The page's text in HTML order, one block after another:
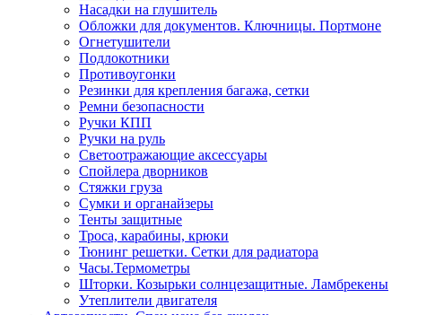
Насадки на глушитель
Обложки для документов. Ключницы. Портмоне
Огнетушители
Подлокотники
Противоугонки
Резинки для крепления багажа, сетки
Ремни безопасности
Ручки КПП
Ручки на руль
Светоотражающие аксессуары
Спойлера дворников
Стяжки груза
Сумки и органайзеры
Тенты защитные
Троса, карабины, крюки
Тюнинг решетки. Сетки для радиатора
Часы.Термометры
Шторки. Козырьки солнцезащитные. Ламбрекены
Утеплители двигателя